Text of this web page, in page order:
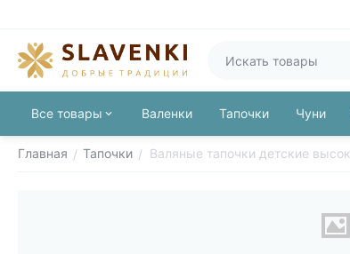
Все товары Валенки Тапочки Чуни
Главная / Тапочки / Валяные тапочки детские